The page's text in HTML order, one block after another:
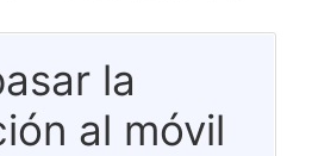
la
al móvil